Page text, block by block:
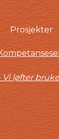
Prosjekter
Vi løfter